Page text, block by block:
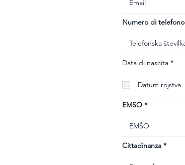
Numero di telefono
Data di nascita *r
u
i
r
EMSO
Cittadinanza